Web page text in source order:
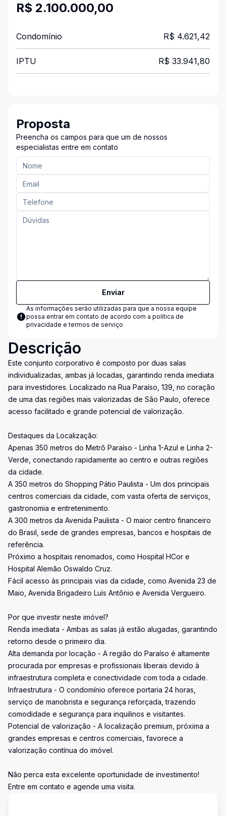
R$ 2.100.000,00
Condomínio R$ 4.621,42
IPTU R$ 33.941,80
Proposta
Preencha os campos para que um de nossos
especialistas entre em contato
Enviar
As informações serão utilizadas para que a nossa equipe
possa entrar em contato de acordo com a política de
privacidade e termos de serviço
Descrição
Este conjunto corporativo é composto por duas salas
individualizadas, ambas já locadas, garantindo renda imediata
para investidores. Localizado na Rua Paraíso, 139, no coração
de uma das regiões mais valorizadas de São Paulo, oferece
acesso facilitado e grande potencial de valorização.
Destaques da Localização:
Apenas 350 metros do Metrô Paraíso - Linha 1-Azul e Linha 2-
Verde, conectando rapidamente ao centro e outras regiões
da cidade.
A 350 metros do Shopping Pátio Paulista - Um dos principais
centros comerciais da cidade, com vasta oferta de serviços,
gastronomia e entretenimento.
A 300 metros da Avenida Paulista - O maior centro financeiro
do Brasil, sede de grandes empresas, bancos e hospitais de
referência.
Próximo a hospitais renomados, como Hospital HCor e
Hospital Alemão Oswaldo Cruz.
Fácil acesso às principais vias da cidade, como Avenida 23 de
Maio, Avenida Brigadeiro Luís Antônio e Avenida Vergueiro.
Por que investir neste imóvel?
Renda imediata - Ambas as salas já estão alugadas, garantindo
retorno desde o primeiro dia.
Alta demanda por locação - A região do Paraíso é altamente
procurada por empresas e profissionais liberais devido à
infraestrutura completa e conectividade com toda a cidade.
Infraestrutura - O condomínio oferece portaria 24 horas,
serviço de manobrista e segurança reforçada, trazendo
comodidade e segurança para inquilinos e visitantes.
Potencial de valorização - A localização premium, próxima a
grandes empresas e centros comerciais, favorece a
valorização contínua do imóvel.
Não perca esta excelente oportunidade de investimento!
Entre em contato e agende uma visita.